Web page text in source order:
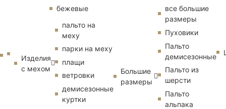
бежевые
Изделия
с мехом
пальто на
меху
парки на меху
плащи
ветровки
демисезонные
куртки
Большие
размеры
все большие
размеры
Пуховики
Пальто
демисезонные
Пальто из
шерсти
Пальто
альпака